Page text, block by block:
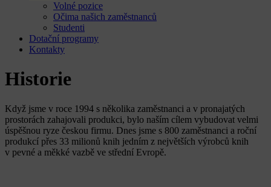
Volné pozice
Očima našich zaměstnanců
Studenti
Dotační programy
Kontakty
Historie
Když jsme v roce 1994 s několika zaměstnanci a v pronajatých
prostorách zahajovali produkci, bylo naším cílem vybudovat velmi
úspěšnou ryze českou firmu. Dnes jsme s 800 zaměstnanci a roční
produkcí přes 33 milionů knih jedním z největších výrobců knih
v pevné a měkké vazbě ve střední Evropě.